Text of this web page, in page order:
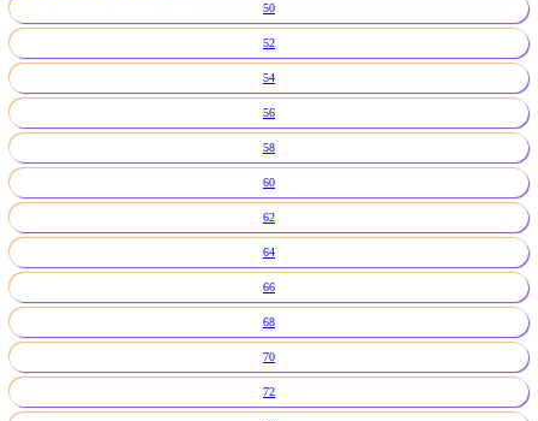
50
52
54
56
58
60
62
64
66
68
70
72